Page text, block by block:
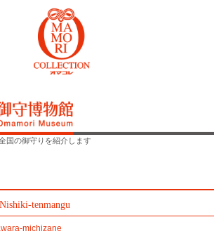
国の御守りを紹介します
tenmangu
michizane